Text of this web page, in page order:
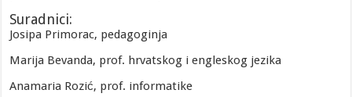
Suradnici:
Josipa Primorac, pedagoginja
Marija Bevanda, prof. hrvatskog i engleskog jezika
Anamaria Rozić, prof. informatike